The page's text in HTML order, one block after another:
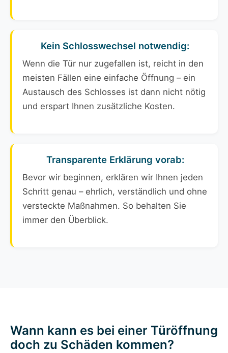
Kein Schlosswechsel notwendig:
Wenn die Tür nur zugefallen ist, reicht in den
meisten Fällen eine einfache Öffnung – ein
Austausch des Schlosses ist dann nicht nötig
und erspart Ihnen zusätzliche Kosten.
Transparente Erklärung vorab:
Bevor wir beginnen, erklären wir Ihnen jeden
Schritt genau – ehrlich, verständlich und ohne
versteckte Maßnahmen. So behalten Sie
immer den Überblick.
Wann kann es bei einer Türöffnung
doch zu Schäden kommen?